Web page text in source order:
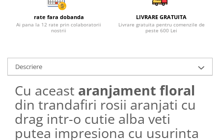
rate fara dobanda
Ai pana la 12 rate prin colaboratorii
nostrii
LIVRARE GRATUITA
Livrare gratuita pentru comenzile de
peste 600 Lei
Descriere
Cu aceast aranjament floral
din trandafiri rosii aranjati cu
drag intr-o cutie alba veti
putea impresiona cu usurinta